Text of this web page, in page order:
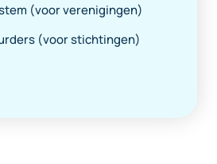
(voor verenigingen)
(voor stichtingen)